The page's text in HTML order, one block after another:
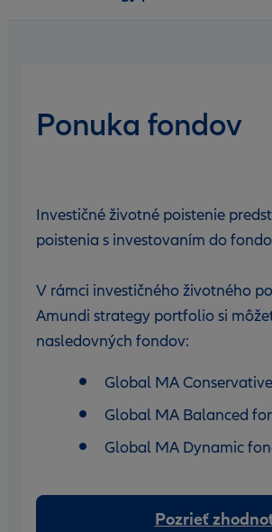
Dokumenty
Ponuka fondov
Investičné životné poistenie
poistenia s investovaním do
V rámci investičného životného
Amundi strategy portfolio si
nasledovných fondov:
Global MA
Global MA Balanced
Global MA Dynamic
Pozrieť